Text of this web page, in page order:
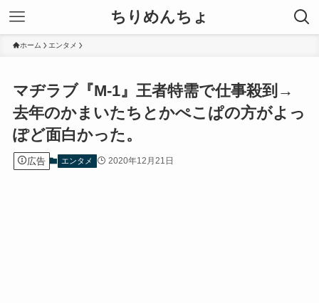
ちりめんちょ
ホーム エンタメ
マヂラブ『M-1』王者特需で仕事殺到→
去年のかまいたちとかぺこぱの方がよっ
ぽど面白かった。
広告 エンタメ 2020年12月21日